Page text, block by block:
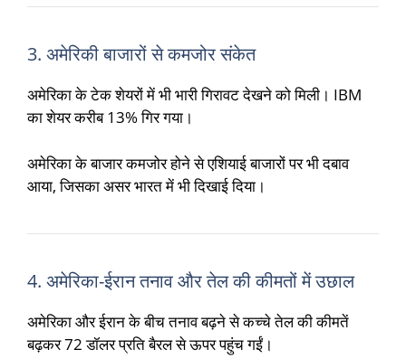
3. अमेरिकी बाजारों से कमजोर संकेत
अमेरिका के टेक शेयरों में भी भारी गिरावट देखने को मिली। IBM
का शेयर करीब 13% गिर गया।
अमेरिका के बाजार कमजोर होने से एशियाई बाजारों पर भी दबाव
आया, जिसका असर भारत में भी दिखाई दिया।
4. अमेरिका-ईरान तनाव और तेल की कीमतों में उछाल
अमेरिका और ईरान के बीच तनाव बढ़ने से कच्चे तेल की कीमतें
बढ़कर 72 डॉलर प्रति बैरल से ऊपर पहुंच गईं।